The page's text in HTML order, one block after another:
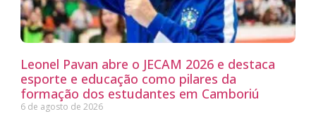
Leonel Pavan abre o JECAM 2026 e destaca
esporte e educação como pilares da
formação dos estudantes em Camboriú
6 de agosto de 2026